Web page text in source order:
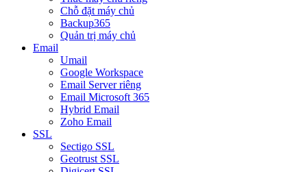
Chỗ đặt máy chủ
Backup365
Quản trị máy chủ
Email
Umail
Google Workspace
Email Server riêng
Email Microsoft 365
Hybrid Email
Zoho Email
SSL
Sectigo SSL
Geotrust SSL